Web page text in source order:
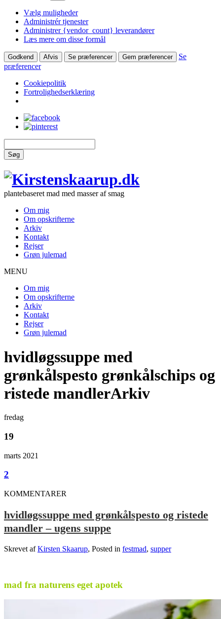
Vælg muligheder
Administrér tjenester
Administrer {vendor_count} leverandører
Læs mere om disse formål
Godkend Afvis Se præferencer Gem præferencer
Se
præferencer
Cookiepolitik
Fortrolighedserklæring
Søg
plantebaseret mad med masser af smag
Om mig
Om opskrifterne
Arkiv
Kontakt
Rejser
Grøn julemad
MENU
Om mig
Om opskrifterne
Arkiv
Kontakt
Rejser
Grøn julemad
hvidløgssuppe med
grønkålspesto grønkålschips og
ristede mandlerArkiv
fredag
19
marts 2021
2
KOMMENTARER
hvidløgssuppe med grønkålspesto og ristede
mandler – ugens suppe
Skrevet afKirsten Skaarup, Posted in festmad, supper
mad fra naturens eget apotek